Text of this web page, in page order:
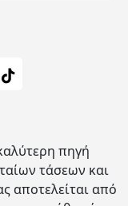
πηγή
τάσεων και
αποτελείται από